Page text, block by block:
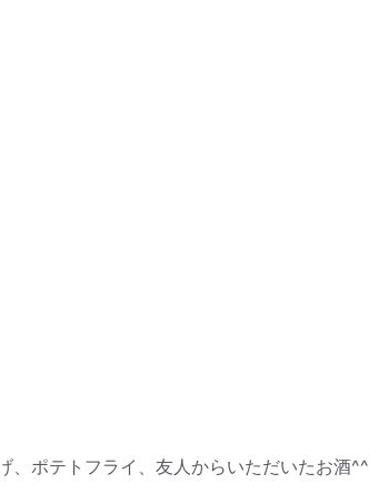
ポテトフライ、友人からいただいたお酒^^